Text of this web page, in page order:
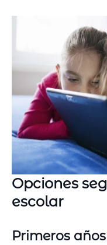
Opciones
escolar
Primeros